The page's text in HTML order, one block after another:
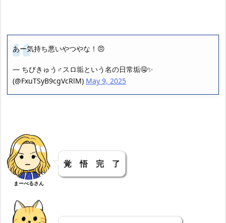
あー気持ち悪いやつやな！😠
— ちびきゅう♂スロ垢という名の日常垢🤤✨
(@FxuTSyB9cgVcRlM) May 9, 2025
まーべるさん
覚 悟 完 了